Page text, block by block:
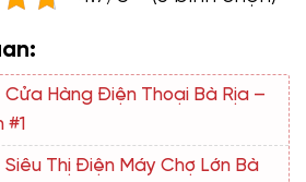
Cửa Hàng Điện Thoại Bà Rịa –
#1
Siêu Thị Điện Máy Chợ Lớn Bà